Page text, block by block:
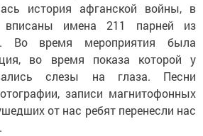
история афганской войны, в
вписаны имена 211 парней из
Во время мероприятия была
во время показа которой у
слезы на глаза. Песни
записи магнитофонных
от нас ребят перенесли нас